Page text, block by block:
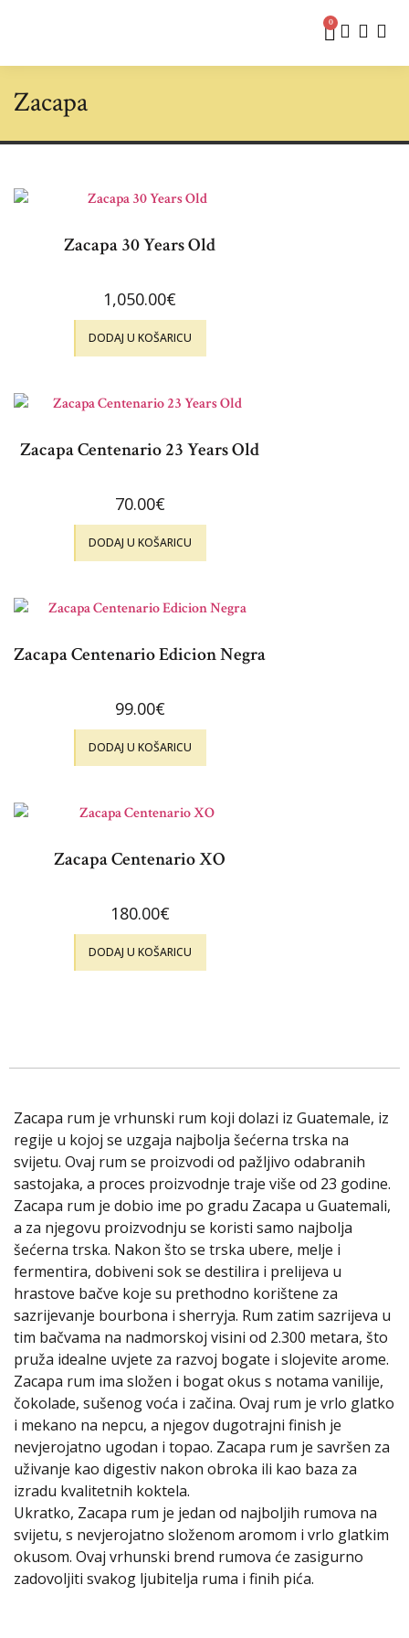
0
Zacapa
Zacapa 30 Years Old
1,050.00€
DODAJ U KOŠARICU
Zacapa Centenario 23 Years Old
70.00€
DODAJ U KOŠARICU
Zacapa Centenario Edicion Negra
99.00€
DODAJ U KOŠARICU
Zacapa Centenario XO
180.00€
DODAJ U KOŠARICU
Zacapa rum je vrhunski rum koji dolazi iz Guatemale, iz
regije u kojoj se uzgaja najbolja šećerna trska na
svijetu. Ovaj rum se proizvodi od pažljivo odabranih
sastojaka, a proces proizvodnje traje više od 23 godine.
Zacapa rum je dobio ime po gradu Zacapa u Guatemali,
a za njegovu proizvodnju se koristi samo najbolja
šećerna trska. Nakon što se trska ubere, melje i
fermentira, dobiveni sok se destilira i prelijeva u
hrastove bačve koje su prethodno korištene za
sazrijevanje bourbona i sherryja. Rum zatim sazrijeva u
tim bačvama na nadmorskoj visini od 2.300 metara, što
pruža idealne uvjete za razvoj bogate i slojevite arome.
Zacapa rum ima složen i bogat okus s notama vanilije,
čokolade, sušenog voća i začina. Ovaj rum je vrlo glatko
i mekano na nepcu, a njegov dugotrajni finish je
nevjerojatno ugodan i topao. Zacapa rum je savršen za
uživanje kao digestiv nakon obroka ili kao baza za
izradu kvalitetnih koktela.
Ukratko, Zacapa rum je jedan od najboljih rumova na
svijetu, s nevjerojatno složenom aromom i vrlo glatkim
okusom. Ovaj vrhunski brend rumova će zasigurno
zadovoljiti svakog ljubitelja ruma i finih pića.